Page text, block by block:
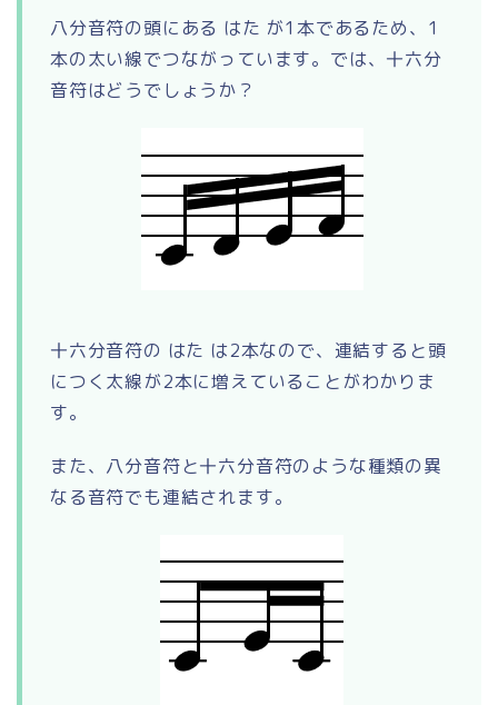
八分音符の頭にある はた が1本であるため、1
本の太い線でつながっています。では、十六分
音符はどうでしょうか？
十六分音符の はた は2本なので、連結すると頭
につく太線が2本に増えていることがわかりま
す。
また、八分音符と十六分音符のような種類の異
なる音符でも連結されます。